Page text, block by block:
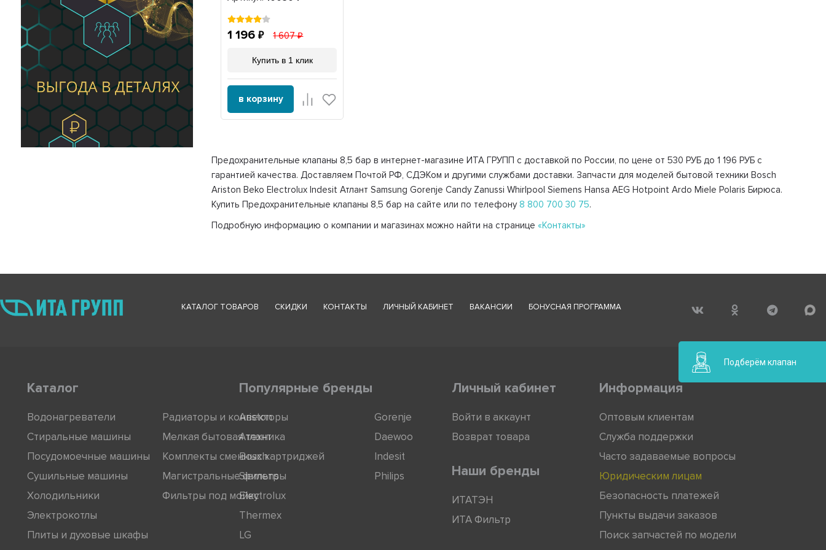
1 196 1 607
Купить в 1 клик
в корзину
Предохранительные клапаны 8,5 бар в интернет-магазине ИТА ГРУПП с доставкой по России, по цене от 530 РУБ до 1 196 РУБ с
гарантией качества. Доставляем Почтой РФ, СДЭКом и другими службами доставки. Запчасти для моделей бытовой техники Bosch
Ariston Beko Electrolux Indesit Атлант Samsung Gorenje Candy Zanussi Whirlpool Siemens Hansa AEG Hotpoint Ardo Miele Polaris Бирюса.
Купить Предохранительные клапаны 8,5 бар на сайте или по телефону8 800 700 30 75.
Подробную информацию о компании и магазинах можно найти на странице«Контакты»
КАТАЛОГ ТОВАРОВ СКИДКИ КОНТАКТЫ ЛИЧНЫЙ КАБИНЕТ ВАКАНСИИ БОНУСНАЯ ПРОГРАММА
Каталог
Водонагреватели
Стиральные машины
Посудомоечные машины
Сушильные машины
Холодильники
Электрокотлы
Плиты и духовые шкафы
Радиаторы и конвекторы
Мелкая бытовая техника
Комплекты сменных картриджей
Магистральные фильтры
Фильтры под мойку
Популярные бренды
Ariston
Атлант
Bosch
Siemens
Electrolux
Thermex
LG
Gorenje
Daewoo
Indesit
Philips
Личный кабинет
Войти в аккаунт
Возврат товара
Наши бренды
ИТАТЭН
ИТА Фильтр
Информация
Оптовым клиентам
Служба поддержки
Часто задаваемые вопросы
Юридическим лицам
Безопасность платежей
Пункты выдачи заказов
Поиск запчастей по модели
Подберём клапан